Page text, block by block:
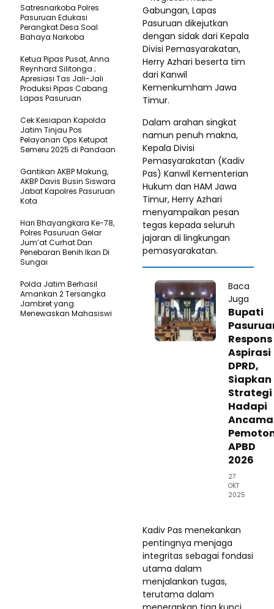
Gabungan, Lapas
Pasuruan dikejutkan
dengan sidak dari Kepala
Divisi Pemasyarakatan,
Herry Azhari beserta tim
dari Kanwil
Kemenkumham Jawa
Timur.
Dalam arahan singkat
namun penuh makna,
Kepala Divisi
Pemasyarakatan (Kadiv
Pas) Kanwil Kementerian
Hukum dan HAM Jawa
Timur, Herry Azhari
menyampaikan pesan
tegas kepada seluruh
jajaran di lingkungan
pemasyarakatan.
Baca
Juga
Bupati
Respons
Aspirasi
DPRD,
Siapkan
Strategi
Hadapi
APBD
2026
27
OKT
2025
Kadiv Pas menekankan
pentingnya menjaga
integritas sebagai fondasi
utama dalam
menjalankan tugas,
terutama dalam
Satresnarkoba Polres
Pasuruan Edukasi
Perangkat Desa Soal
Bahaya Narkoba
Ketua Pipas Pusat, Anna
Reynhard Silitonga ;
Apresiasi Tas Jali-Jali
Produksi Pipas Cabang
Lapas Pasuruan
Cek Kesiapan Kapolda
Jatim Tinjau Pos
Pelayanan Ops Ketupat
Semeru 2025 di Pandaan
Gantikan AKBP Makung,
AKBP Davis Busin Siswara
Jabat Kapolres Pasuruan
Kota
Hari Bhayangkara Ke-78,
Polres Pasuruan Gelar
Jum’at Curhat Dan
Penebaran Benih Ikan Di
Sungai
Polda Jatim Berhasil
Amankan 2 Tersangka
Jambret yang
Menewaskan Mahasiswi